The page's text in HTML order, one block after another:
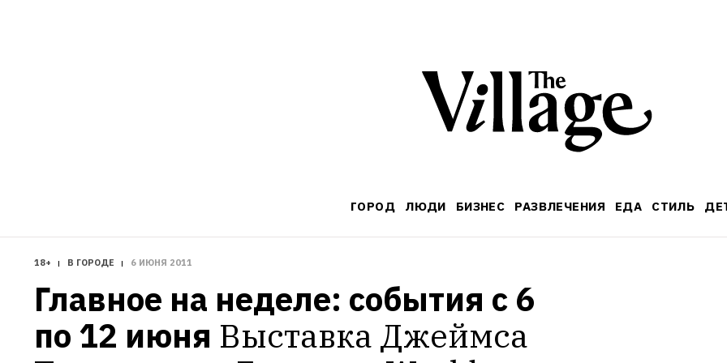
ГОРОД ЛЮДИ БИЗНЕС РАЗВЛЕЧЕНИЯ ЕДА СТИЛЬ
18+ В ГОРОДЕ 6 ИЮНЯ 2011
Главное на неделе: события с 6
по 12 июня Выставка Джеймса